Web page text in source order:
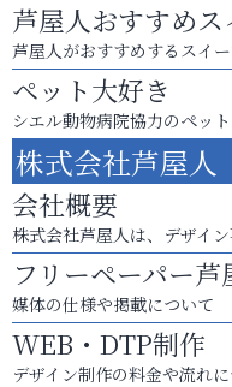
芦屋人おすすめス
芦屋人がおすすめするスイ
ペット大好き
シエル動物病院協力のペッ
株式会社芦屋人
会社概要
株式会社芦屋人は、デザイ
フリーペーパー芦
媒体の仕様や掲載について
WEB・DTP制作
デザイン制作の料金や流れ